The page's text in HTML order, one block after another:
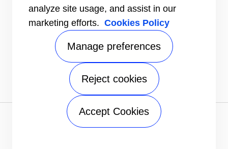
INFORMATIE VOOR
Leveranciers
Investeerders
Privacykennisgeving|Gebruiksvoorwaarden
documenten|Sitemap
analyze site usage, and assist in our
marketing efforts. Cookies Policy
Manage preferences
Reject cookies
Accept Cookies